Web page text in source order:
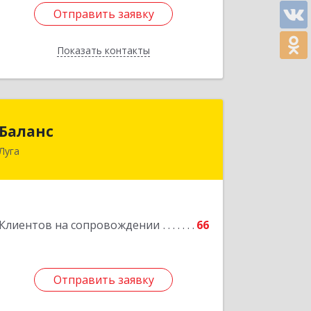
Отправить заявку
Показать контакты
Отправить заявку
Назад
Баланс
Луга
Клиентов на сопровождении 66
Отправить заявку
Отправить заявку